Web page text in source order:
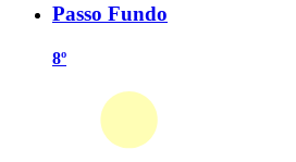
Passo Fundo
8º